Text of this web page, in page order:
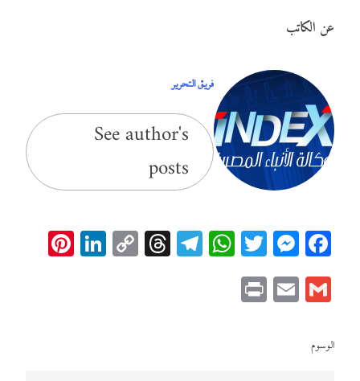
عن الكاتب
فريق التحرير
See author's
posts
Facebook
Messenger
Twitter
WhatsApp
Telegram
Threads
Copy
Gmail
Email
الوسوم